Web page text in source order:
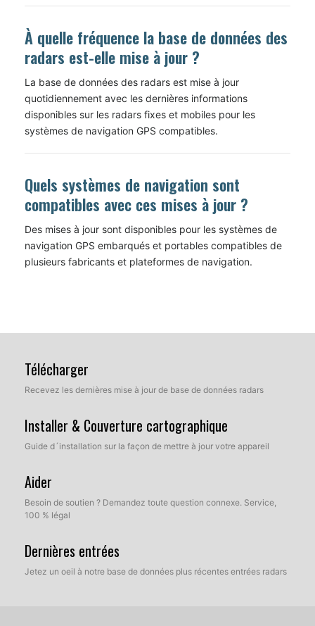
À quelle fréquence la base de données des
radars est-elle mise à jour ?
La base de données des radars est mise à jour
quotidiennement avec les dernières informations
disponibles sur les radars fixes et mobiles pour les
systèmes de navigation GPS compatibles.
Quels systèmes de navigation sont
compatibles avec ces mises à jour ?
Des mises à jour sont disponibles pour les systèmes de
navigation GPS embarqués et portables compatibles de
plusieurs fabricants et plateformes de navigation.
Télécharger
Recevez les dernières mise à jour de base de données radars
Installer & Couverture cartographique
Guide d´installation sur la façon de mettre à jour votre appareil
Aider
Besoin de soutien ? Demandez toute question connexe. Service,
100 % légal
Dernières entrées
Jetez un oeil à notre base de données plus récentes entrées radars